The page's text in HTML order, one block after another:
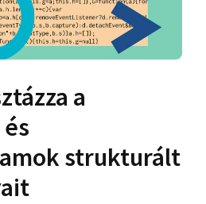
a
strukturált